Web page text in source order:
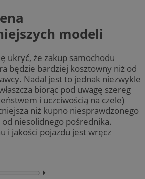
modeli
ukryć, że zakup samochodu
będzie bardziej kosztowny niż od
Nadal jest to jednak niezwykle
biorąc pod uwagę szereg
i uczciwością na czele)
niż kupno niesprawdzonego
od niesolidnego pośrednika.
i jakości pojazdu jest wręcz
⏵︎